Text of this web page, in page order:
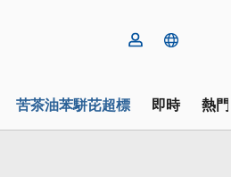
苦茶油苯駢芘超標 即時 熱